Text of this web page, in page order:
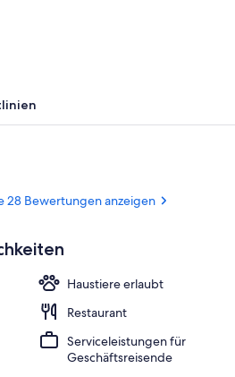
Restaurant
28 Bewertungen anzeigen
Haustiere erlaubt
Restaurant
Serviceleistungen für
Geschäftsreisende